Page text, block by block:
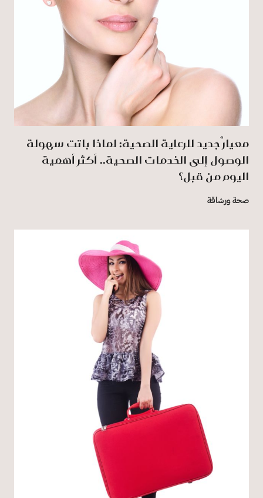
معيارٌ جديد للرعاية الصحية: لماذا باتت سهولة
الوصول إلى الخدمات الصحية.. أكثر أهمية
اليوم من قبل؟
صحة ورشاقة